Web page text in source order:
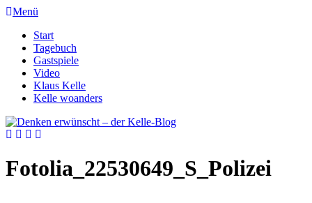
Menü
Start
Tagebuch
Gastspiele
Video
Klaus Kelle
Kelle woanders
Fotolia_22530649_S_Polizei